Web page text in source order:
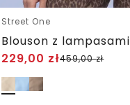
Street One
Blouson z lampasami
229,00 zł459,00zł